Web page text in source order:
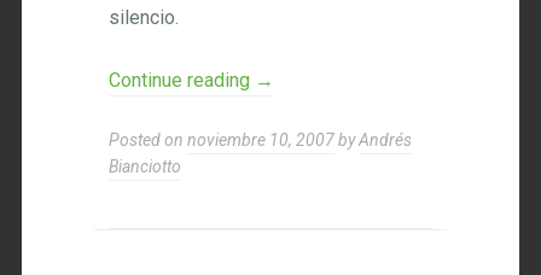
silencio.
Continue reading →
Posted onnoviembre 10, 2007byAndrés
Bianciotto